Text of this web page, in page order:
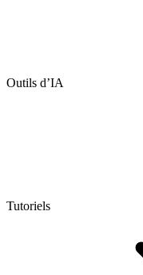
Outils d’IA
Tutoriels